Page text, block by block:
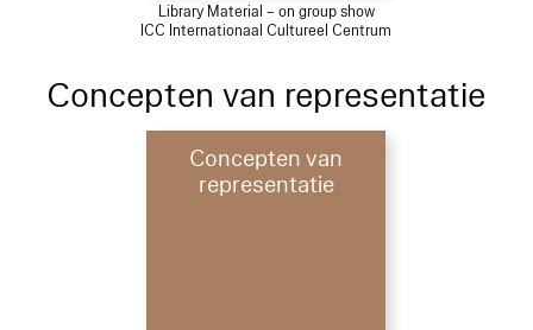
Library Material – on group show
ICC Internationaal Cultureel Centrum
Concepten van representatie
Concepten van
representatie